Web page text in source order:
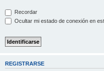
Recordar
Ocultar mi estado de conexión en
REGISTRARSE